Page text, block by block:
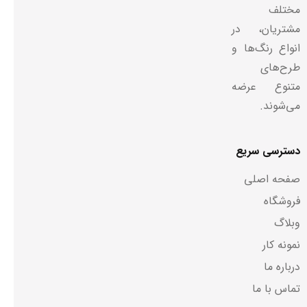
مختلف
مشتریان، در
انواع رنگ‌ها و
طرح‌های
متنوع عرضه
می‌شوند.
دسترسی سریع
صفحه اصلی
فروشگاه
وبلاگ
نمونه کار
درباره ما
تماس با ما